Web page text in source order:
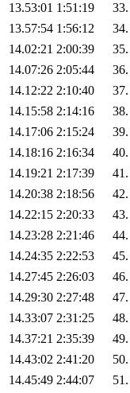
13.53:01 1:51:19 33.
13.57:54 1:56:12 34.
14.02:21 2:00:39 35.
14.07:26 2:05:44 36.
14.12:22 2:10:40 37.
14.15:58 2:14:16 38.
14.17:06 2:15:24 39.
14.18:16 2:16:34 40.
14.19:21 2:17:39 41.
14.20:38 2:18:56 42.
14.22:15 2:20:33 43.
14.23:28 2:21:46 44.
14.24:35 2:22:53 45.
14.27:45 2:26:03 46.
14.29:30 2:27:48 47.
14.33:07 2:31:25 48.
14.37:21 2:35:39 49.
14.43:02 2:41:20 50.
14.45:49 2:44:07 51.